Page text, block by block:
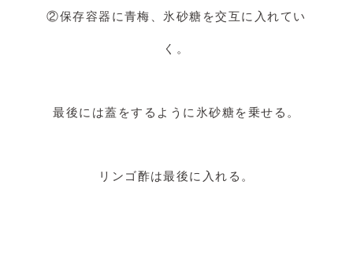
②保存容器に青梅、氷砂糖を交互に入れてい
く。
最後には蓋をするように氷砂糖を乗せる。
リンゴ酢は最後に入れる。